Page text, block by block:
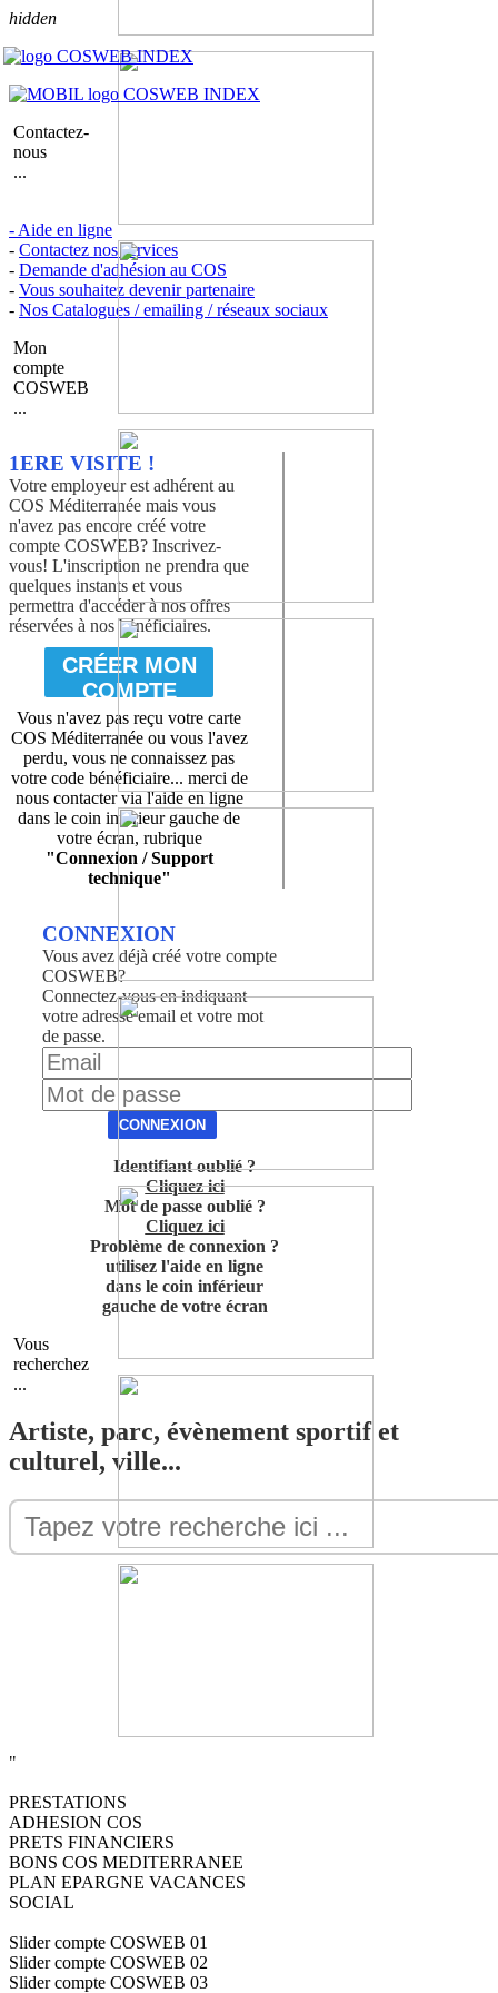
hidden
Contactez-
nous
...
- Aide en ligne
- Contactez nos services
- Demande d'adhésion au COS
- Vous souhaitez devenir partenaire
- Nos Catalogues / emailing / réseaux sociaux
Mon
compte
COSWEB
...
1ERE VISITE !
Votre employeur est adhérent au
COS Méditerranée mais vous
n'avez pas encore créé votre
compte COSWEB? Inscrivez-
vous! L'inscription ne prendra que
quelques instants et vous
permettra d'accéder à nos offres
réservées à nos bénéficiaires.
CRÉER MON
COMPTE
Vous n'avez pas reçu votre carte
COS Méditerranée ou vous l'avez
perdu, vous ne connaissez pas
votre code bénéficiaire... merci de
nous contacter via l'aide en ligne
dans le coin inférieur gauche de
votre écran, rubrique
"Connexion / Support
technique"
CONNEXION
Vous avez déjà créé votre compte
COSWEB?
Connectez-vous en indiquant
votre adresse email et votre mot
de passe.
CONNEXION
Identifiant oublié ?
Cliquez ici
Mot de passe oublié ?
Cliquez ici
Problème de connexion ?
utilisez l'aide en ligne
dans le coin inférieur
gauche de votre écran
Vous
recherchez
...
Artiste, parc, évènement sportif et
culturel, ville...
"
PRESTATIONS
ADHESION COS
PRETS FINANCIERS
BONS COS MEDITERRANEE
PLAN EPARGNE VACANCES
SOCIAL
Slider compte COSWEB 01
Slider compte COSWEB 02
Slider compte COSWEB 03